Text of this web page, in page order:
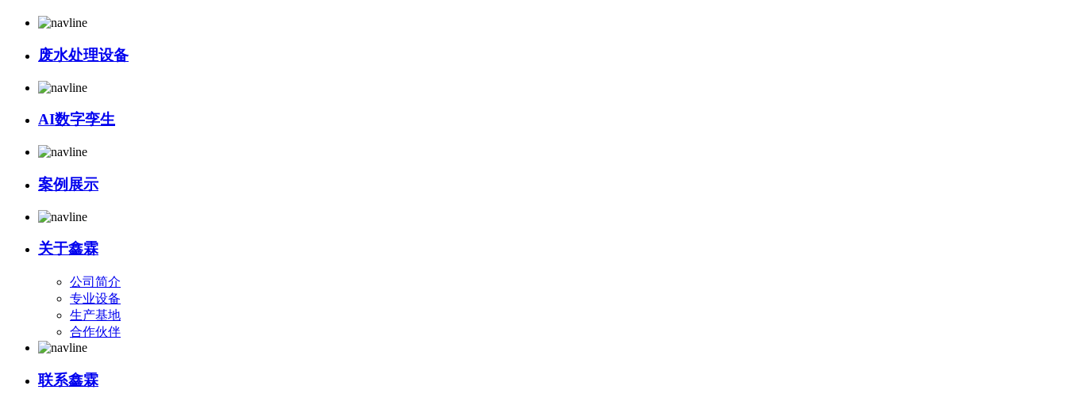
废水处理设备
AI数字孪生
案例展示
关于鑫霖
公司简介
专业设备
生产基地
合作伙伴
联系鑫霖